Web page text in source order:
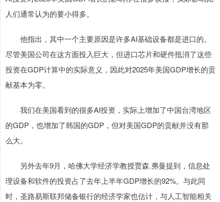
人们通常认为的要小得多。
他指出，其中一个主要原因是许多AI基础设备都是进口的。
尽管美国公司在这方面投入巨大，但进口芯片和硬件抵消了这些
投资在GDP计算中的实际意义，因此对2025年美国GDP增长的贡
献基本为零。
我们在美国看到的很多AI投资，实际上增加了中国台湾地区
的GDP，也增加了韩国的GDP，但对美国GDP的贡献并没有那
么大。
另外去年9月，哈佛大学经济学教授贾森.弗曼提到，信息处
理设备和软件的投资占了去年上半年GDP增长的92%。与此同
时，圣路易斯联邦储备银行的经济学家也估计，与人工智能相关